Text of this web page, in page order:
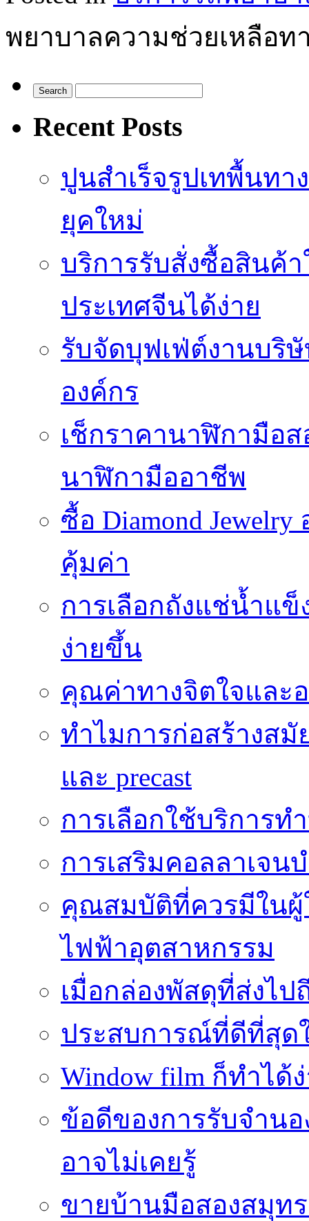
พยาบาลความช่วยเหลือ
Recent Posts
ปูนสำเร็จรูปเทพื้นทา
ยุคใหม่
บริการรับสั่งซื้อสินค้า
ประเทศจีนได้ง่าย
รับจัดบุฟเฟ่ต์งานบริ
องค์กร
เช็กราคานาฬิกามือ
นาฬิกามืออาชีพ
ซื้อ Diamond
คุ้มค่า
การเลือกถังแช่น้ำแ
ง่ายขึ้น
คุณค่าทางจิตใจและ
ทำไมการก่อสร้างสมั
และ precast
การเลือกใช้บริการ
การเสริมคอลลาเจน
คุณสมบัติที่ควรมีในผู้
ไฟฟ้าอุตสาหกรรม
เมื่อกล่องพัสดุที่ส่งไ
ประสบการณ์ที่ดีที่สุดใ
Window film ก็ทำได้
ข้อดีของการรับจำน
อาจไม่เคยรู้
ขายบ้านมือสองสมุท